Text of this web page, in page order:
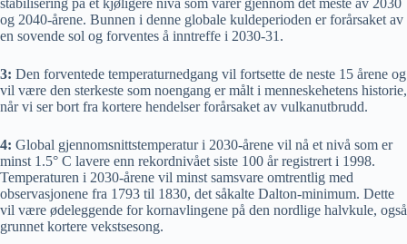
stabilisering på et kjøligere nivå som varer gjennom det meste av 2030
og 2040-årene. Bunnen i denne globale kuldeperioden er forårsaket av
en sovende sol og forventes å inntreffe i 2030-31.
3: Den forventede temperaturnedgang vil fortsette de neste 15 årene og
vil være den sterkeste som noengang er målt i menneskehetens historie,
når vi ser bort fra kortere hendelser forårsaket av vulkanutbrudd.
4: Global gjennomsnittstemperatur i 2030-årene vil nå et nivå som er
minst 1.5° C lavere enn rekordnivået siste 100 år registrert i 1998.
Temperaturen i 2030-årene vil minst samsvare omtrentlig med
observasjonene fra 1793 til 1830, det såkalte Dalton-minimum. Dette
vil være ødeleggende for kornavlingene på den nordlige halvkule, også
grunnet kortere vekstsesong.